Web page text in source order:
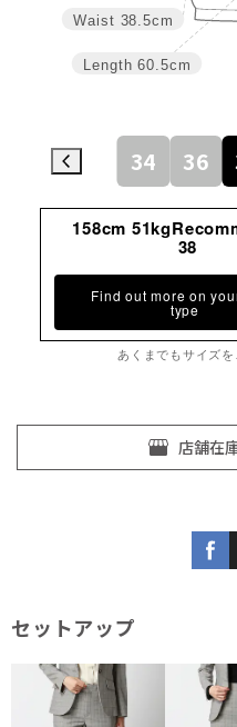
Length 60.5cm
Waist 38.5cm
34 36
158cm
38
Find out more on
type
あくまでもサイズ
セットアップ